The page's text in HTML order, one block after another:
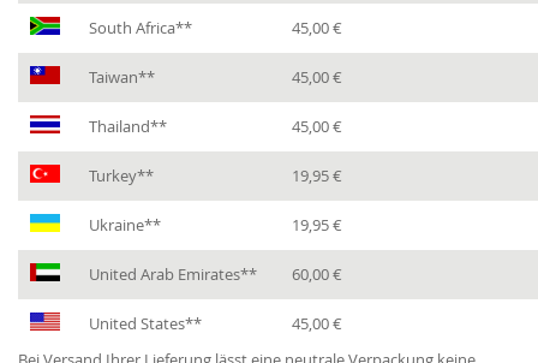
South Africa** 45,00 €
Taiwan** 45,00 €
Thailand** 45,00 €
Turkey** 19,95 €
Ukraine** 19,95 €
United Arab Emirates** 60,00 €
United States**
45,00 €